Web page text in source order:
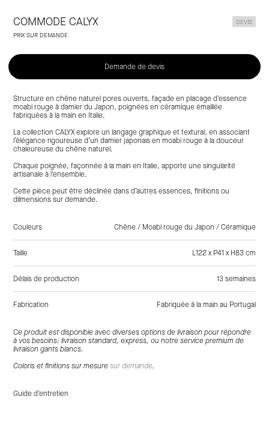
COMMODE CALYX
DEVIS
PRIX SUR DEMANDE
Demande de devis
Structure en chêne naturel pores ouverts, façade en placage d'essence
moabi rouge à damier du Japon, poignées en céramique émaillée
fabriquées à la main en Italie.
La collection CALYX explore un langage graphique et textural, en associant
l’élégance rigoureuse d’un damier japonais en moabi rouge à la douceur
chaleureuse du chêne naturel.
Chaque poignée, façonnée à la main en Italie, apporte une singularité
artisanale à l’ensemble.
Cette pièce peut être déclinée dans d’autres essences, finitions ou
dilmensions sur demande.
Couleurs Chêne / Moabi rouge du Japon / Céramique
Taille L122 x P41 x H83 cm
Délais de production 13 semaines
Fabrication
Fabriquée à la main au Portugal
Ce produit est disponible avec diverses options de livraison pour répondre
à vos besoins: livraison standard, express, ou notre service premium de
livraison gants blancs.
Coloris et finitions sur mesuresur demande.
Guide d’entretien